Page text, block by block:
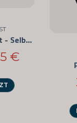
Mycoplasma-Test - Selbsttest
€